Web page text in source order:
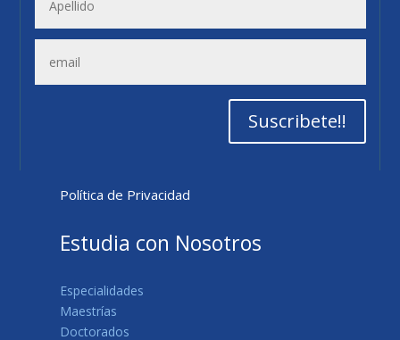
Suscribete!!
Política de Privacidad
Estudia con Nosotros
Especialidades
Maestrías
Doctorados